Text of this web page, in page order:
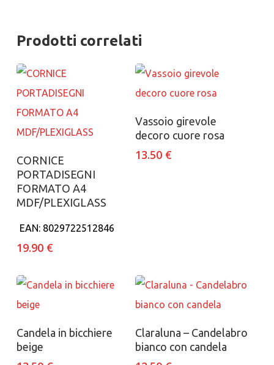
Prodotti correlati
Aggiungi al carrello
CORNICE
PORTADISEGNI
FORMATO A4
MDF/PLEXIGLASS
EAN: 8029722512846
19.90 €
Aggiungi al carrello
Vassoio girevole
decoro cuore rosa
13.50 €
Aggiungi al carrello
Candela in bicchiere
beige
Aggiungi al carrello
Claraluna – Candelabro
bianco con candela